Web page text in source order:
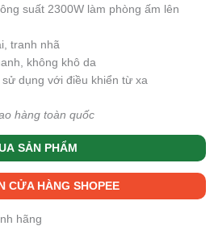
suất 2300W làm phòng ấm lên
tranh nhã
không khô da
dụng với điều khiển từ xa
hàng toàn quốc
SẢN PHẨM
CỬA HÀNG SHOPEE
hãng